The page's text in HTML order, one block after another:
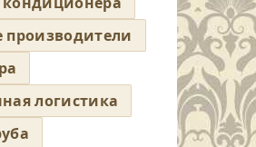
производители
логистика